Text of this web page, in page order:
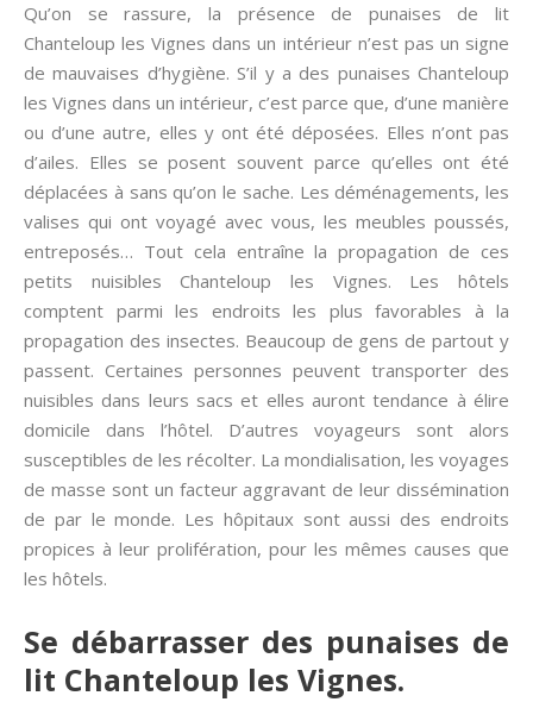
Qu’on se rassure, la présence de punaises de lit
Chanteloup les Vignes dans un intérieur n’est pas un signe
de mauvaises d’hygiène. S’il y a des punaises Chanteloup
les Vignes dans un intérieur, c’est parce que, d’une manière
ou d’une autre, elles y ont été déposées. Elles n’ont pas
d’ailes. Elles se posent souvent parce qu’elles ont été
déplacées à sans qu’on le sache. Les déménagements, les
valises qui ont voyagé avec vous, les meubles poussés,
entreposés… Tout cela entraîne la propagation de ces
petits nuisibles Chanteloup les Vignes. Les hôtels
comptent parmi les endroits les plus favorables à la
propagation des insectes. Beaucoup de gens de partout y
passent. Certaines personnes peuvent transporter des
nuisibles dans leurs sacs et elles auront tendance à élire
domicile dans l’hôtel. D’autres voyageurs sont alors
susceptibles de les récolter. La mondialisation, les voyages
de masse sont un facteur aggravant de leur dissémination
de par le monde. Les hôpitaux sont aussi des endroits
propices à leur prolifération, pour les mêmes causes que
les hôtels.
Se débarrasser des punaises de
lit Chanteloup les Vignes.